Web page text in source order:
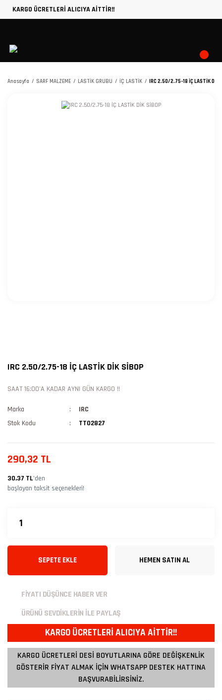
KARGO ÜCRETLERİ ALICIYA AİTTİR!!
Anasayfa SARF MALZEME LASTİK GRUBU İÇ LASTİK IRC 2.50/2.75-18 İÇ LASTİK DİK
IRC 2.50/2.75-18 İÇ LASTİK DİK SİBOP
SAAT 16:00'A KADAR AYNI GÜN KARGO !!
Marka
IRC
Stok Kodu
TT02827
290,32 TL
30,37 TL’den
başlayan taksit seçenekleri!
SEPETE EKLE HEMEN SATIN AL
FİYATI DÜŞÜNCE HABER VER
ÜRÜNÜ SEVDİKLERİN İLE PAYLAŞ
KARGO ÜCRETLERİ ALICIYA AİTTİR!!
KARGO ÜCRETLERİ DESİ BOYUTLARINA GÖRE DEĞİŞKENLİK
GÖSTERİR FİYAT ALMAK İÇİN WHATSAPP DESTEK HATTINA
BAŞVURABİLİRSİNİZ.